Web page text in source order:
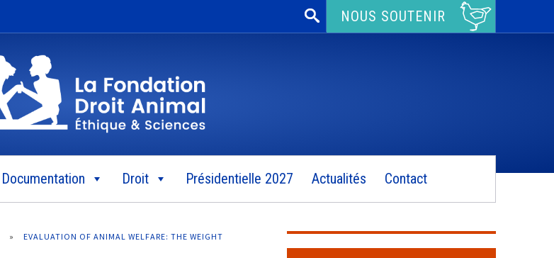
Rechercher :NOUS SOUTENIR
Documentation Droit Présidentielle 2027 Actualités Contact
»
EVALUATION OF ANIMAL WELFARE: THE WEIGHT